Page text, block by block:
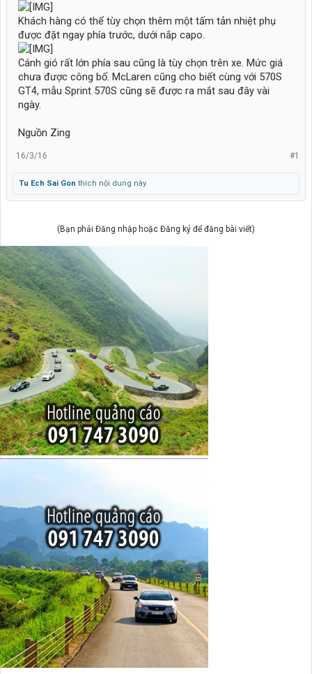
Khách hàng có thể tùy chọn thêm một tấm tản nhiệt phụ
được đặt ngay phía trước, dưới nắp capo.
Cánh gió rất lớn phía sau cũng là tùy chọn trên xe. Mức giá
chưa được công bố. McLaren cũng cho biết cùng với 570S
GT4, mẫu Sprint 570S cũng sẽ được ra mắt sau đây vài
ngày.
Nguồn Zing
#1
16/3/16
Tu Ech Sai Gon thích nội dung này.
(Bạn phải Đăng nhập hoặc Đăng ký để đăng bài viết)